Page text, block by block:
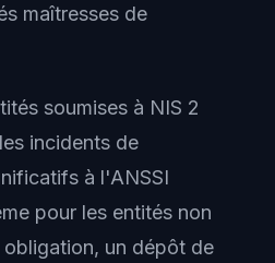
maîtresses de
soumises à NIS 2
incidents de
à l'ANSSI
pour les entités non
un dépôt de